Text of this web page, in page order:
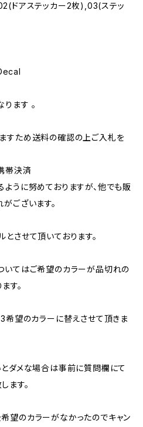
ドアステッカー2枚),03(ステッ
ます 。
すため送料の確認の上ご入札を
帯決済
うに努めておりますが、他でも販
ございます。
させて頂いております。
いてはご希望のカラーが品切れの
す。
希望のカラーに替えさせて頂きま
ダメな場合は事前に質問欄にて
ます。
望のカラーがなかったのでキャン